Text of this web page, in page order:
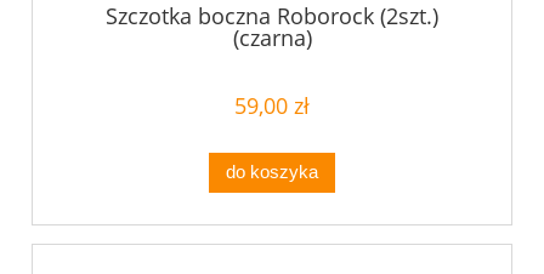
Szczotka boczna Roborock (2szt.)
(czarna)
59,00 zł
do koszyka